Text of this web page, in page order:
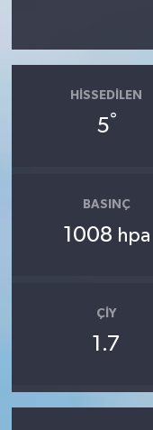
HISSEDILEN
5°
BASINÇ
1008 hpa
ÇIY
1.7